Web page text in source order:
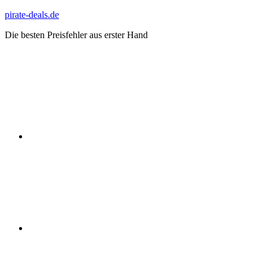
Zum
springen
pirate-deals.de
Die besten Preisfehler aus erster Hand